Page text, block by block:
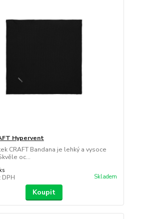
Hypervent
CRAFT Bandana je lehký a vysoce
oc...
DPH Skladem
Koupit